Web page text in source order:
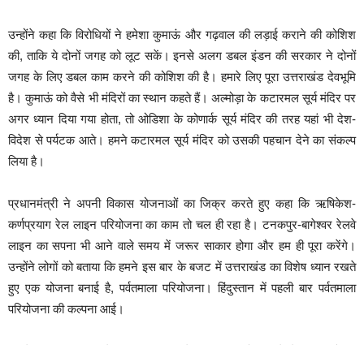
उन्होंने कहा कि विरोधियों ने हमेशा कुमाऊं और गढ़वाल की लड़ाई कराने की कोशिश
की, ताकि ये दोनों जगह को लूट सकें। इनसे अलग डबल इंडन की सरकार ने दोनों
जगह के लिए डबल काम करने की कोशिश की है। हमारे लिए पूरा उत्तराखंड देवभूमि
है। कुमाऊं को वैसे भी मंदिरों का स्थान कहते हैं। अल्मोड़ा के कटारमल सूर्य मंदिर पर
अगर ध्यान दिया गया होता, तो ओडिशा के कोणार्क सूर्य मंदिर की तरह यहां भी देश-
विदेश से पर्यटक आते। हमने कटारमल सूर्य मंदिर को उसकी पहचान देने का संकल्प
लिया है।
प्रधानमंत्री ने अपनी विकास योजनाओं का जिक्र करते हुए कहा कि ऋषिकेश-
कर्णप्रयाग रेल लाइन परियोजना का काम तो चल ही रहा है। टनकपुर-बागेश्वर रेलवे
लाइन का सपना भी आने वाले समय में जरूर साकार होगा और हम ही पूरा करेंगे।
उन्होंने लोगों को बताया कि हमने इस बार के बजट में उत्तराखंड का विशेष ध्यान रखते
हुए एक योजना बनाई है, पर्वतमाला परियोजना। हिंदुस्तान में पहली बार पर्वतमाला
परियोजना की कल्पना आई।